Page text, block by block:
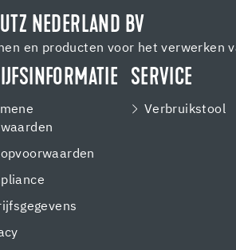
NEDERLAND BV
en producten voor het verwerken
SERVICE
Verbruikstool